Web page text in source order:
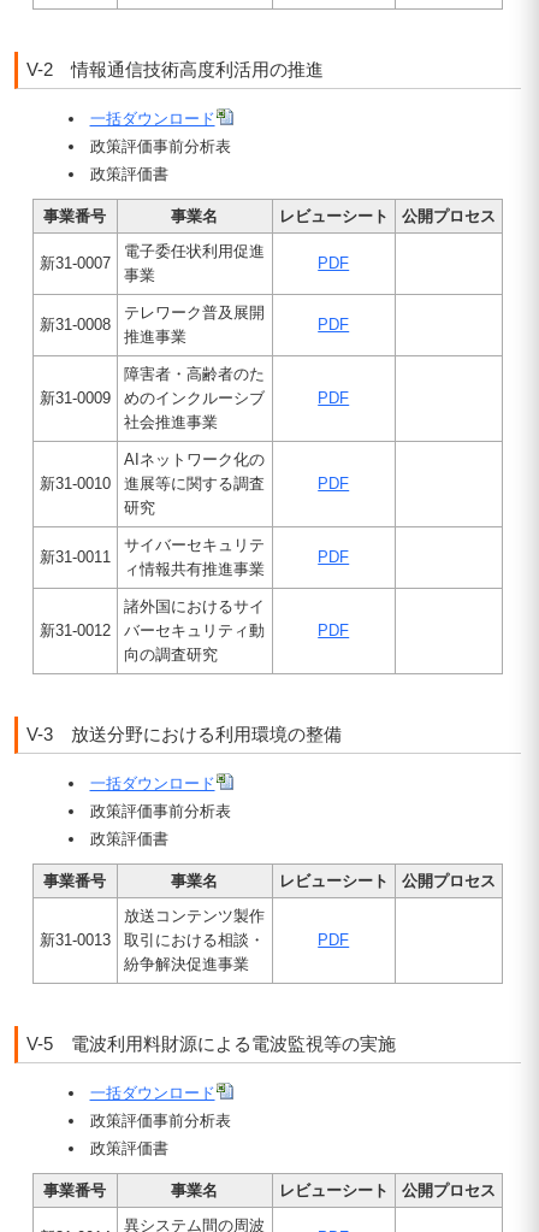
V-2 情報通信技術高度利活用の推進
一括ダウンロード
政策評価事前分析表
政策評価書
事業番号 事業名 レビューシート 公開プロセス
新31-0007
電子委任状利用促進
事業
PDF
新31-0008
テレワーク普及展開
推進事業
PDF
新31-0009
障害者・高齢者のた
めのインクルーシブ
社会推進事業
PDF
新31-0010
AIネットワーク化の
進展等に関する調査
研究
PDF
新31-0011
サイバーセキュリテ
ィ情報共有推進事業
PDF
新31-0012
諸外国におけるサイ
バーセキュリティ動
向の調査研究
PDF
V-3 放送分野における利用環境の整備
一括ダウンロード
政策評価事前分析表
政策評価書
事業番号 事業名 レビューシート 公開プロセス
新31-0013
放送コンテンツ製作
取引における相談・
紛争解決促進事業
PDF
V-5 電波利用料財源による電波監視等の実施
一括ダウンロード
政策評価事前分析表
政策評価書
事業番号 事業名 レビューシート 公開プロセス
異システム間の周波